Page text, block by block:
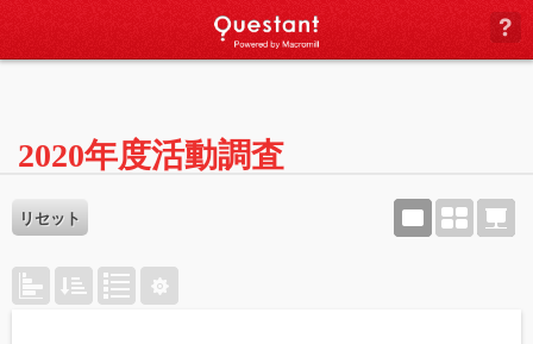
2020年度活動調査
リセット